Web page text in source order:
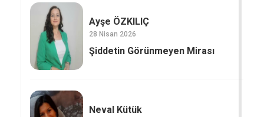
Ayşe ÖZKILIÇ
28 Nisan 2026
Şiddetin Görünmeyen Mirası
Neval Kütük